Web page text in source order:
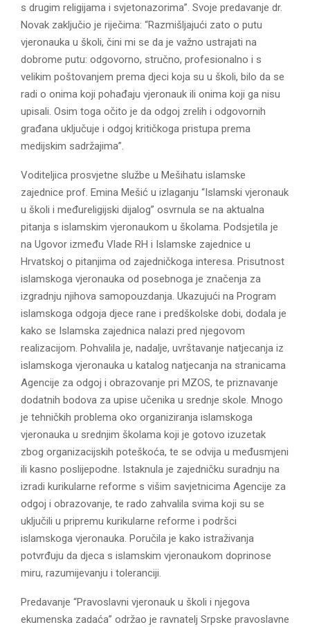
s drugim religijama i svjetonazorima”. Svoje predavanje dr.
Novak zaključio je riječima: “Razmišljajući zato o putu
vjeronauka u školi, čini mi se da je važno ustrajati na
dobrome putu: odgovorno, stručno, profesionalno i s
velikim poštovanjem prema djeci koja su u školi, bilo da se
radi o onima koji pohađaju vjeronauk ili onima koji ga nisu
upisali. Osim toga očito je da odgoj zrelih i odgovornih
građana uključuje i odgoj kritičkoga pristupa prema
medijskim sadržajima”.
Voditeljica prosvjetne službe u Mešihatu islamske
zajednice prof. Emina Mešić u izlaganju “Islamski vjeronauk
u školi i međureligijski dijalog” osvrnula se na aktualna
pitanja s islamskim vjeronaukom u školama. Podsjetila je
na Ugovor između Vlade RH i Islamske zajednice u
Hrvatskoj o pitanjima od zajedničkoga interesa. Prisutnost
islamskoga vjeronauka od posebnoga je značenja za
izgradnju njihova samopouzdanja. Ukazujući na Program
islamskoga odgoja djece rane i predškolske dobi, dodala je
kako se Islamska zajednica nalazi pred njegovom
realizacijom. Pohvalila je, nadalje, uvrštavanje natjecanja iz
islamskoga vjeronauka u katalog natjecanja na stranicama
Agencije za odgoj i obrazovanje pri MZOS, te priznavanje
dodatnih bodova za upise učenika u srednje skole. Mnogo
je tehničkih problema oko organiziranja islamskoga
vjeronauka u srednjim školama koji je gotovo izuzetak
zbog organizacijskih poteškoća, te se odvija u međusmjeni
ili kasno poslijepodne. Istaknula je zajedničku suradnju na
izradi kurikularne reforme s višim savjetnicima Agencije za
odgoj i obrazovanje, te rado zahvalila svima koji su se
uključili u pripremu kurikularne reforme i podršci
islamskoga vjeronauka. Poručila je kako istraživanja
potvrđuju da djeca s islamskim vjeronaukom doprinose
miru, razumijevanju i toleranciji.
Predavanje “Pravoslavni vjeronauk u školi i njegova
ekumenska zadaća” održao je ravnatelj Srpske pravoslavne